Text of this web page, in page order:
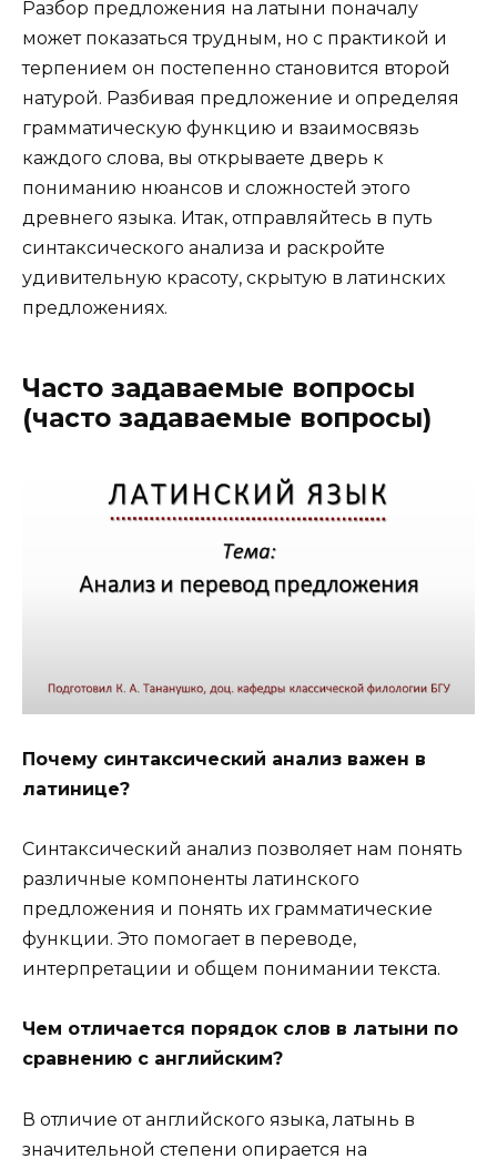
Разбор предложения на латыни поначалу
может показаться трудным, но с практикой и
терпением он постепенно становится второй
натурой. Разбивая предложение и определяя
грамматическую функцию и взаимосвязь
каждого слова, вы открываете дверь к
пониманию нюансов и сложностей этого
древнего языка. Итак, отправляйтесь в путь
синтаксического анализа и раскройте
удивительную красоту, скрытую в латинских
предложениях.
Часто задаваемые вопросы
(часто задаваемые вопросы)
Почему синтаксический анализ важен в
латинице?
Синтаксический анализ позволяет нам понять
различные компоненты латинского
предложения и понять их грамматические
функции. Это помогает в переводе,
интерпретации и общем понимании текста.
Чем отличается порядок слов в латыни по
сравнению с английским?
В отличие от английского языка, латынь в
значительной степени опирается на